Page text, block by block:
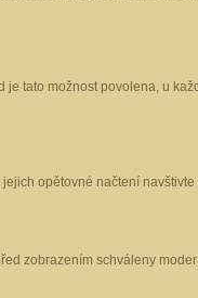
tato možnost povolena, u
opětovné načtení
zobrazením schváleny